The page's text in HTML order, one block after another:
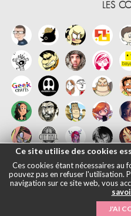
LES
日本語|
Ce site utilise des cookies
Ces cookies étant nécessaires au
pouvez pas en refuser l'utilisation.
navigation sur ce site web, vous
J'AI